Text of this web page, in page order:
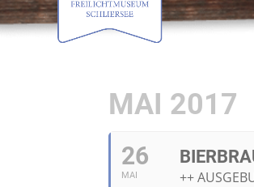
MAI 2017
26
MAI ++